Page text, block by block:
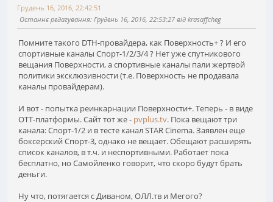
Грудень 16, 2016, 22:42:51
Останнє редагування: Грудень 16, 2016, 22:53:27 від krasaffcheg
Помните такого DTH-провайдера, как Поверхность+ ? И его
спортивные каналы Спорт-1/2/3/4 ? Нет уже спутникового
вещания Поверхности, а спортивные каналы пали жертвой
политики эксклюзивности (т.е. Поверхность не продавала
каналы провайдерам).
И вот - попытка реинкарнации Поверхности+. Теперь - в виде
OTT-платформы. Сайт тот же - pvplus.tv. Пока вещают три
канала: Спорт-1/2 и в тесте канал STAR Cinema. Заявлен еще
боксерский Спорт-3, однако не вещает. Обещают расширять
список каналов, в т.ч. и неспортивными. Работает пока
бесплатно, но Самойленко говорит, что скоро будут брать
деньги.
Ну что, потягается с Диваном, ОЛЛ.тв и Мегого?